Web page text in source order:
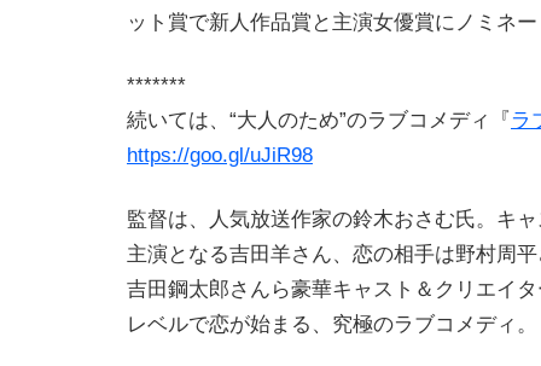
ット賞で新人作品賞と主演女優賞にノミネ
*******
続いては、“大人のため”のラブコメディ『ラ
https://goo.gl/uJiR98
監督は、人気放送作家の鈴木おさむ氏。キ
主演となる吉田羊さん、恋の相手は野村周
吉田鋼太郎さんら豪華キャスト＆クリエイ
レベルで恋が始まる、究極のラブコメディ。